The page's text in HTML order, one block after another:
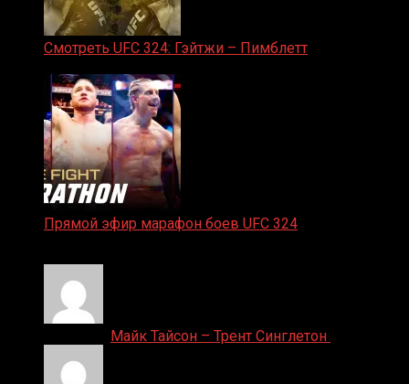
Смотреть UFC 324: Гэйтжи – Пимблетт
Прямой эфир марафон боев UFC 324
Майк Тайсон – Трент Синглетон